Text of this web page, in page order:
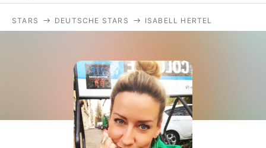
Filme & Serien
Lifestyle
Familie & Liebe
STARS DEUTSCHE STARS ISABELL HERTEL